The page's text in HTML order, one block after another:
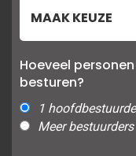
Hoeveel
besturen?
1
Meer bestuurders